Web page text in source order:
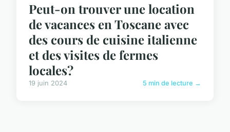
Peut-on trouver une location
de vacances en Toscane avec
des cours de cuisine italienne
et des visites de fermes
locales?
19 juin 2024 5 min de lecture →